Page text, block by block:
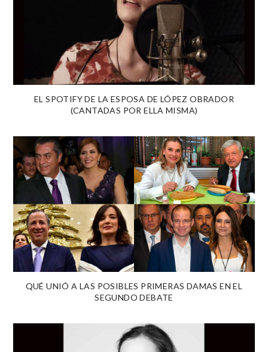
EL SPOTIFY DE LA ESPOSA DE LÓPEZ OBRADOR
(CANTADAS POR ELLA MISMA)
QUÉ UNIÓ A LAS POSIBLES PRIMERAS DAMAS EN EL
SEGUNDO DEBATE